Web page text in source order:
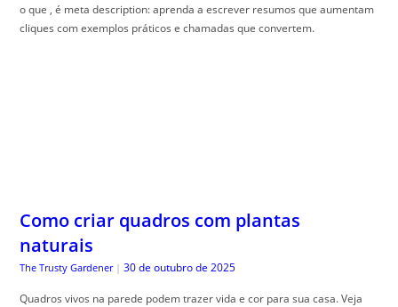
o que , é meta description: aprenda a escrever resumos que aumentam
cliques com exemplos práticos e chamadas que convertem.
Como criar quadros com plantas
naturais
The Trusty Gardener | 30 de outubro de 2025
Quadros vivos na parede podem trazer vida e cor para sua casa. Veja